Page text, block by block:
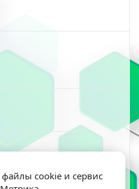
файлы cookie и сервис